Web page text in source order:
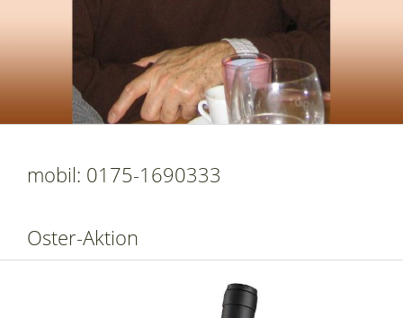
mobil: 0175-1690333
Oster-Aktion